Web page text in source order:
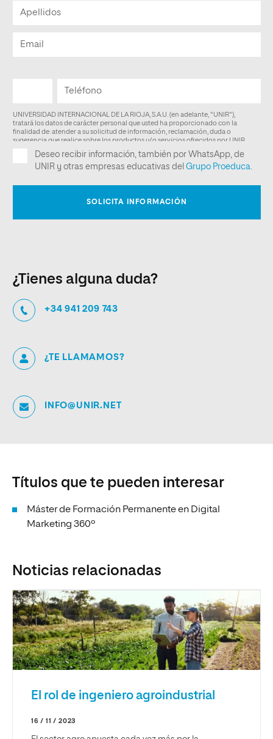
¿Tienes alguna duda?
+34 941 209 743
¿TE LLAMAMOS?
INFO@UNIR.NET
Títulos que te pueden interesar
Máster de Formación Permanente en Digital
Marketing 360º
Noticias relacionadas
El rol de ingeniero agroindustrial
16 / 11 / 2023